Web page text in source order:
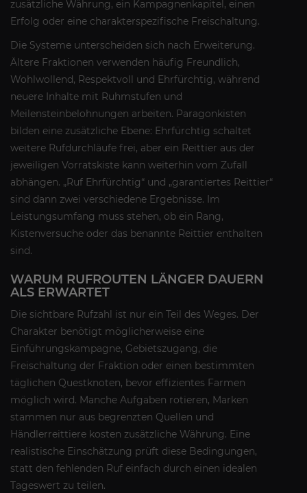
zusätzliche Währung, ein Kampagnenkapitel, einen
Erfolg oder eine charakterspezifische Freischaltung.
Die Systeme unterscheiden sich nach Erweiterung.
Ältere Fraktionen verwenden häufig Freundlich,
Wohlwollend, Respektvoll und Ehrfürchtig, während
neuere Inhalte mit Ruhmstufen und
Meilensteinbelohnungen arbeiten. Paragonkisten
bilden eine zusätzliche Ebene: Ehrfürchtig schaltet
weitere Rufdurchläufe frei, aber ein Reittier aus der
jeweiligen Vorratskiste kann weiterhin vom Zufall
abhängen. „Ruf Ehrfürchtig“ und „garantiertes Reittier“
sind dann zwei verschiedene Ergebnisse. Im
Leistungsumfang muss stehen, ob ein Rang,
Kistenversuche oder das benannte Reittier enthalten
sind.
WARUM RUFROUTEN LÄNGER DAUERN
ALS ERWARTET
Die sichtbare Rufzahl ist nur ein Teil des Weges. Der
Charakter benötigt möglicherweise eine
Einführungskampagne, Gebietszugang, die
Freischaltung der Fraktion oder einen bestimmten
täglichen Questknoten, bevor effizientes Farmen
möglich wird. Manche Aufgaben rotieren, Marken
stammen nur aus begrenzten Quellen und
Händlerreittiere kosten zusätzliche Währung. Eine
realistische Einschätzung prüft diese Bedingungen,
statt den fehlenden Ruf einfach durch einen idealen
Tageswert zu teilen.